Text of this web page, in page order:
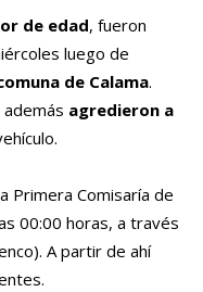
de edad, fueron
luego de
de Calama.
agredieron a
Primera Comisaría de
00:00 horas, a través
A partir de ahí